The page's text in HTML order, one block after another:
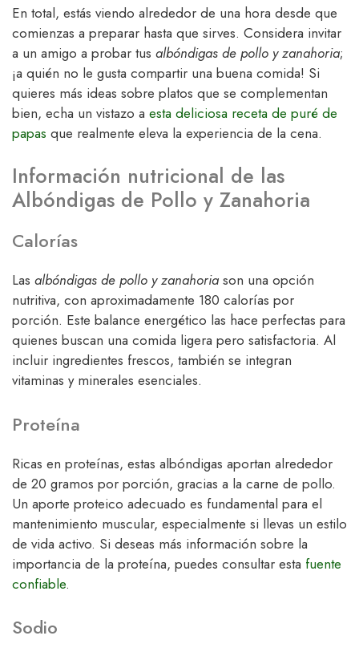
En total, estás viendo alrededor de una hora desde que
comienzas a preparar hasta que sirves. Considera invitar
a un amigo a probar tus albóndigas de pollo y zanahoria;
¡a quién no le gusta compartir una buena comida! Si
quieres más ideas sobre platos que se complementan
bien, echa un vistazo a esta deliciosa receta de puré de
papas que realmente eleva la experiencia de la cena.
Información nutricional de las
Albóndigas de Pollo y Zanahoria
Calorías
Las albóndigas de pollo y zanahoria son una opción
nutritiva, con aproximadamente 180 calorías por
porción. Este balance energético las hace perfectas para
quienes buscan una comida ligera pero satisfactoria. Al
incluir ingredientes frescos, también se integran
vitaminas y minerales esenciales.
Proteína
Ricas en proteínas, estas albóndigas aportan alrededor
de 20 gramos por porción, gracias a la carne de pollo.
Un aporte proteico adecuado es fundamental para el
mantenimiento muscular, especialmente si llevas un estilo
de vida activo. Si deseas más información sobre la
importancia de la proteína, puedes consultar esta fuente
confiable.
Sodio